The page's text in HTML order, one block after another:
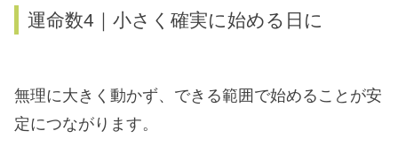
運命数4｜小さく確実に始める日に
無理に大きく動かず、できる範囲で始めることが安
定につながります。